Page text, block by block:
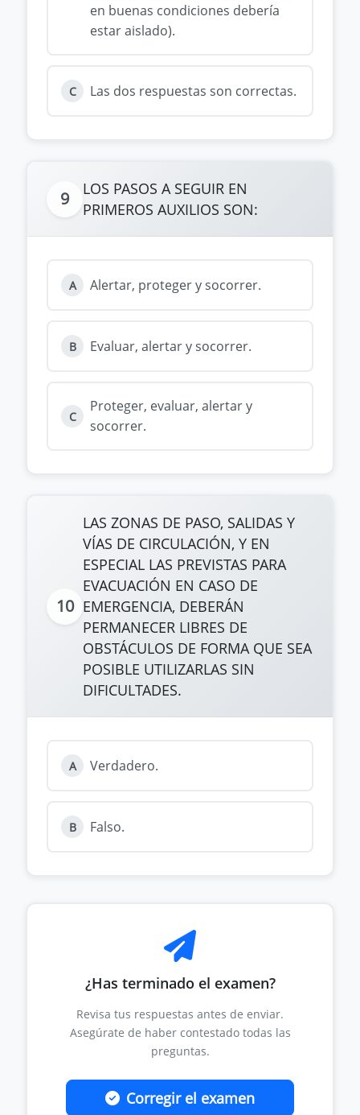
en buenas condiciones debería
estar aislado).
C Las dos respuestas son correctas.
9
LOS PASOS A SEGUIR EN
PRIMEROS AUXILIOS SON:
A Alertar, proteger y socorrer.
B Evaluar, alertar y socorrer.
C
Proteger, evaluar, alertar y
socorrer.
10
LAS ZONAS DE PASO, SALIDAS Y
VÍAS DE CIRCULACIÓN, Y EN
ESPECIAL LAS PREVISTAS PARA
EVACUACIÓN EN CASO DE
EMERGENCIA, DEBERÁN
PERMANECER LIBRES DE
OBSTÁCULOS DE FORMA QUE SEA
POSIBLE UTILIZARLAS SIN
DIFICULTADES.
A Verdadero.
B Falso.
¿Has terminado el examen?
Revisa tus respuestas antes de enviar.
Asegúrate de haber contestado todas las
preguntas.
Corregir el examen